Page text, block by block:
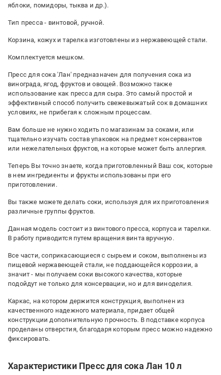
яблоки, помидоры, тыква и др.).
Тип пресса - винтовой, ручной.
Корзина, кожух и тарелка изготовлены из нержавеющей стали.
Комплектуется мешком.
Пресс для сока 'Лан' предназначен для получения сока из
винограда, ягод, фруктов и овощей. Возможно также
использование как пресса для сыра. Это самый простой и
эффективный способ получить свежевыжатый сок в домашних
условиях, не прибегая к сложным процессам.
Вам больше не нужно ходить по магазинам за соками, или
тщательно изучать состав упаковок на предмет консервантов
или нежелательных фруктов, на которые может быть аллергия.
Теперь Вы точно знаете, когда приготовленный Ваш сок, которые
в нем ингредиенты и фрукты использованы при его
приготовлении.
Вы также можете делать соки, используя для их приготовления
различные группы фруктов.
Данная модель состоит из винтового пресса, корпуса и тарелки.
В работу приводится путем вращения винта вручную.
Все части, соприкасающиеся с сырьем и соком, выполнены из
пищевой нержавеющей стали, не поддающейся коррозии, а
значит - мы получаем соки высокого качества, которые
подойдут не только для консервации, но и для виноделия.
Каркас, на котором держится конструкция, выполнен из
качественного надежного материала, придает общей
конструкции дополнительную прочность. В подставке корпуса
проделаны отверстия, благодаря которым пресс можно надежно
фиксировать.
Характеристики Пресс для сока Лан 10 л